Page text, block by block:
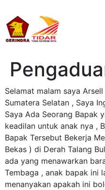
Selamat malam saya Arsell
Sumatera Selatan , Saya
Saya Ada Seorang Bapak
keadilan untuk anak nya ,
Bapak Tersebut Bekerja
Bekas ) di Derah Talang
ada yang menawarkan
Tembaga , anak bapak ini
menanyakan apakah ini